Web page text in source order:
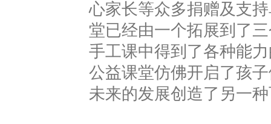
心家长等众多捐赠及支
堂已经由一个拓展到了
手工课中得到了各种能
公益课堂仿佛开启了孩
未来的发展创造了另一